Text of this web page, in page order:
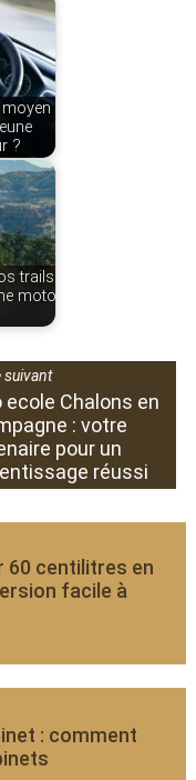
moyen
?
trails
moto
suivant
ecole Chalons en
: votre
pour un
réussi
60 centilitres en
facile à
: comment